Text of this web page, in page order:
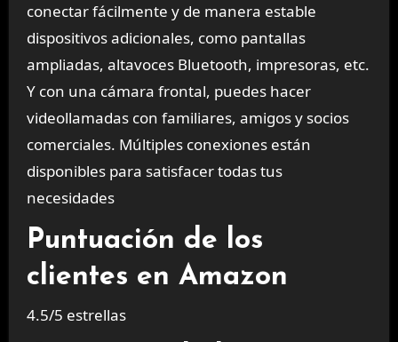
conectar fácilmente y de manera estable
dispositivos adicionales, como pantallas
ampliadas, altavoces Bluetooth, impresoras, etc.
Y con una cámara frontal, puedes hacer
videollamadas con familiares, amigos y socios
comerciales. Múltiples conexiones están
disponibles para satisfacer todas tus
necesidades
Puntuación de los
clientes en Amazon
4.5/5 estrellas